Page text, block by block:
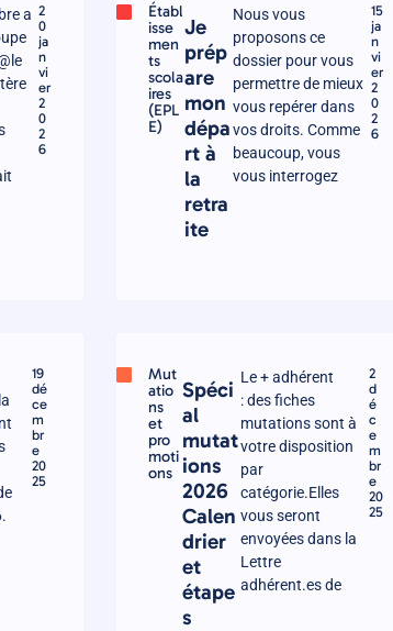
a 2
0
ja
n
vi
er
2
0
2
6
Établ
isse
men
ts
scola
ires
(EPL
E)
Je
prép
are
mon
dépa
rt à
la
retra
ite
Nous vous
proposons ce
dossier pour vous
permettre de mieux
vous repérer dans
vos droits. Comme
beaucoup, vous
vous interrogez
15
ja
n
vi
er
2
0
2
6
19
dé
ce
m
br
e
20
25
Mut
atio
ns
et
pro
moti
ons
Spéci
al
mutat
ions
2026
Calen
drier
et
étape
s
Le + adhérent
: des fiches
mutations sont à
votre disposition
par
catégorie.Elles
vous seront
envoyées dans la
Lettre
adhérent.es de
2
d
é
c
e
m
br
e
20
25